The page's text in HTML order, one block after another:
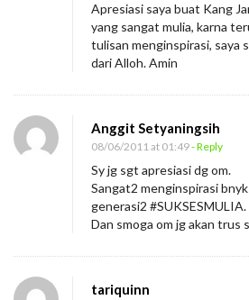
Apresiasi saya buat Kang
yang sangat mulia, karna
tulisan menginspirasi, saya
dari Alloh. Amin
Anggit Setyaningsih
08/06/2011 at 01:49- Reply
Sy jg sgt apresiasi dg om.
Sangat2 menginspirasi
generasi2 #SUKSESMULIA.
Dan smoga om jg akan trus
tariquinn